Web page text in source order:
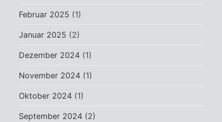
Februar 2025 (1)
Januar 2025 (2)
Dezember 2024 (1)
November 2024 (1)
Oktober 2024 (1)
September 2024 (2)